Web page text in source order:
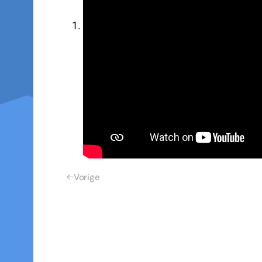
Vorige